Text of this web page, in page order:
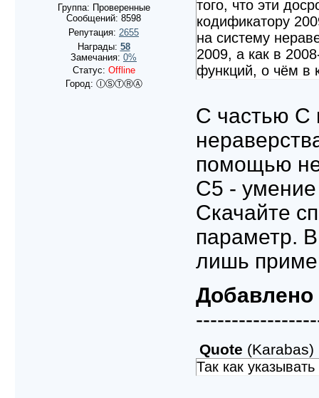
Группа: Проверенные
Сообщений: 8598
Репутация: 2655
Награды: 58
Замечания: 0%
Статус: Offline
Город: ⒾⓈⓉⓇⒶ
того, что эти
кодификатору
на систему
2009, а как в
функций, о чём в
C частью С
помощью
С5 -
Скачайте
параметр.
лишь
Добавлено
Quote (Karabas)
Так как